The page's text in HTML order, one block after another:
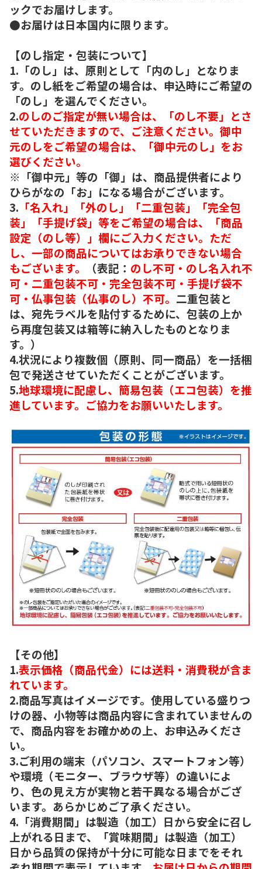
ックでお届けします。
●お届けは日本国内に限ります。
【のし指定・包装について】
1.「のし」は、原則として「内のし」となりま
す。のし紙をご希望の場合は、申込時にご希望の
「のし」を選んでください。
2.のしのご指定が無い場合は、「のし不要」とさ
せていただきますので、ご注意ください。御中
元のしをご希望の場合は、「御中元のし」をお
選びください。
※「御中元」等の「御」は、商品提供者により
ひらがなの「お」になる場合がございます。
3. 「名入れ」「外のし」「二重包装」「完全包
装」「手提げ袋」等をご希望の場合は、「商品
設定（のし等）」欄にご入力ください。ただ
し、一部の商品についてはお承りできない場合
もございます。
（表記： のし不可・のし名入れ不
可・二重包装不可・完全包装不可・手提げ袋不
可・仏事包装（仏事のし）不可。 二重包装と
は、宛先ラベルを貼付するために、包装の上か
ら再度包装又は箱等に納入したものとなりま
す。）
4.状況により複数個（原則、同一商品）を一括梱
包で発送させていただくことがございます。
5.地球環境に配慮し、簡易包装（エコ包装）を推
進しています。ご協力をお願いいたします。
【その他】
1.表示価格（商品代金）には送料・消費税が含ま
れています。
2.商品写真はイメージです。使用している盛りつ
けの器、小物等は商品内容に含まれていませんの
で、商品内容をお確かめの上、お申込みくださ
い。
3.ご利用の端末（パソコン、スマートフォン等）
や環境（モニター、ブラウザ等）の違いによ
り、色の見え方が実物と若干異なる場合がござ
います。あらかじめご了承ください。
4.「消費期間」は製造（加工）日から安全に召し
上がれる日まで、「賞味期間」は製造（加工）
日から品質の保持が十分に可能な日までをそれ